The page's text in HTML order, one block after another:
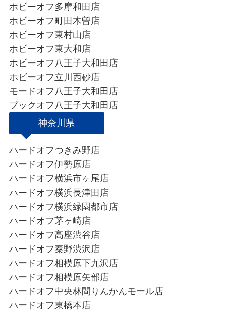
ホビーオフ多摩和田店
ホビーオフ町田木曽店
ホビーオフ東村山店
ホビーオフ東大和店
ホビーオフ八王子大和田店
ホビーオフ立川西砂店
モードオフ八王子大和田店
ブックオフ八王子大和田店
神奈川県
ハードオフつきみ野店
ハードオフ伊勢原店
ハードオフ横浜市ヶ尾店
ハードオフ横浜長津田店
ハードオフ横浜緑園都市店
ハードオフ茅ヶ崎店
ハードオフ高座渋谷店
ハードオフ秦野渋沢店
ハードオフ相模原下九沢店
ハードオフ相模原矢部店
ハードオフ中央林間りんかんモール店
ハードオフ東橋本店